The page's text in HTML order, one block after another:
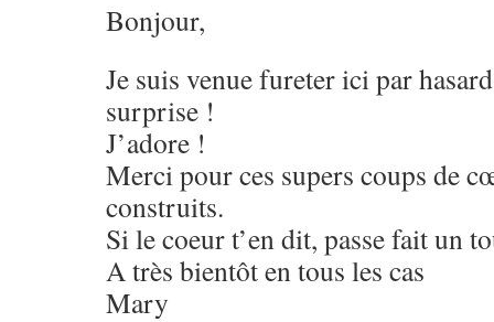
Bonjour,
Je suis venue fureter ici par
surprise !
J’adore !
Merci pour ces supers coups de
construits.
Si le coeur t’en dit, passe fait un
A très bientôt en tous les cas
Mary